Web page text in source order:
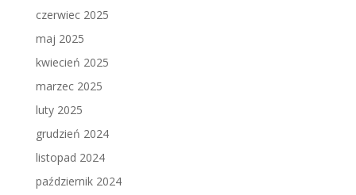
czerwiec 2025
maj 2025
kwiecień 2025
marzec 2025
luty 2025
grudzień 2024
listopad 2024
październik 2024